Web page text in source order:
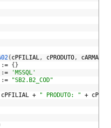
( cPFILIAL , cPRODUTO , cARMAZEM
:= {}
:=
'MSSQL'
:= "SB2.B2_COD"
cPFILIAL + " PRODUTO: " +